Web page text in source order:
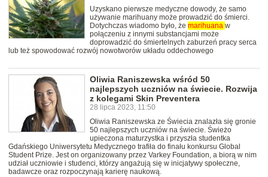
Uzyskano pierwsze medyczne dowody, że samo
używanie marihuany może prowadzić do śmierci.
Dotychczas wiadomo było, że marihuana w
połączeniu z innymi substancjami może
doprowadzić do śmiertelnych zaburzeń pracy serca
lub też spowodować rozwój nowotworów układu oddechowego
Oliwia Raniszewska wśród 50
najlepszych uczniów na świecie. Rozwija
z kolegami Skin Preventera
28 lipca 2023, 11:50
Oliwia Raniszewska ze Świecia znalazła się gronie
50 najlepszych uczniów na świecie. Świeżo
upieczona maturzystka i przyszła studentka
Gdańskiego Uniwersytetu Medycznego trafiła do finału konkursu Global
Student Prize. Jest on organizowany przez Varkey Foundation, a biorą w nim
udział uczniowie i studenci, którzy angażują się w inicjatywy społeczne,
badawcze oraz rozpoczynają karierę naukową.